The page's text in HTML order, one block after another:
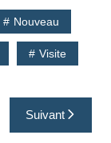
Nouveau
Visite
Suivant